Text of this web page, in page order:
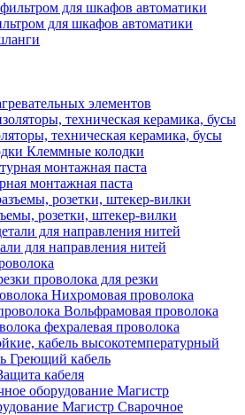
для шкафов автоматики
элементов
техническая керамика, бусы
Клеммные колодки
монтажная паста
розетки, штекер-вилки
для направления нитей
проволока для резки
Нихромовая проволока
Вольфрамовая проволока
фехралевая проволока
кабель высокотемпературный
Греющий кабель
кабеля
оборудование Магистр
Сварочное